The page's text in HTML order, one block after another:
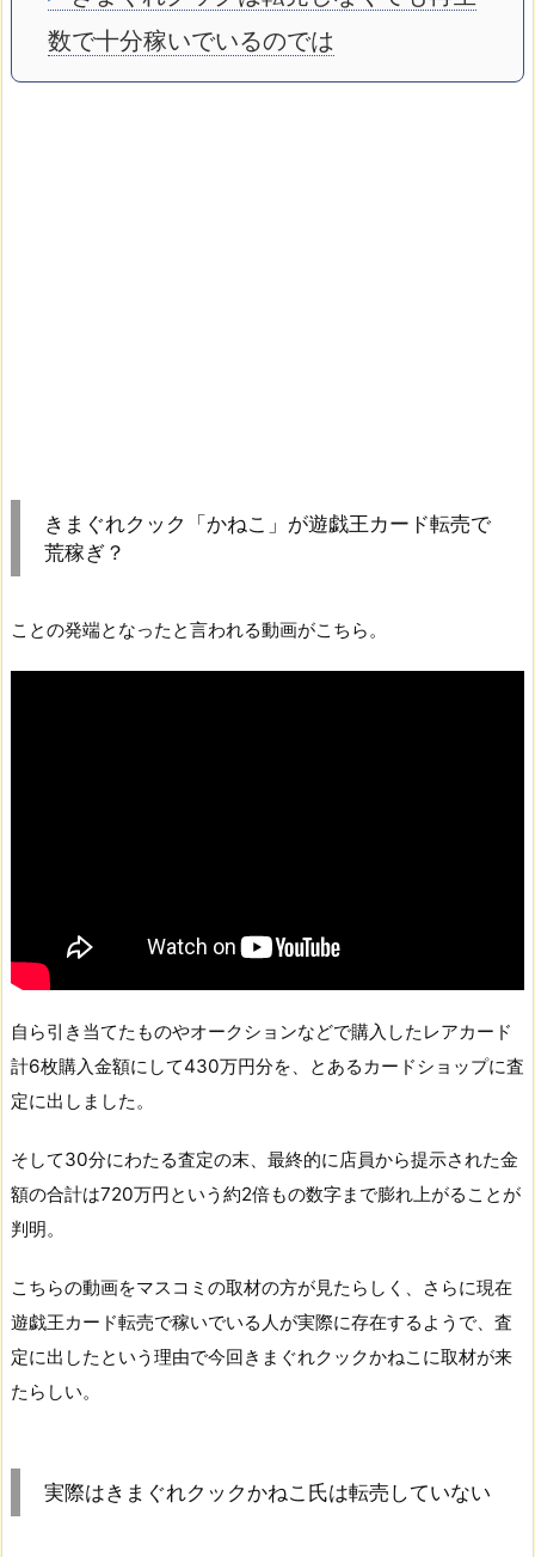
数で十分稼いでいるのでは
きまぐれクック「かねこ」が遊戯王カード転売で
荒稼ぎ？
ことの発端となったと言われる動画がこちら。
自ら引き当てたものやオークションなどで購入したレアカード
計6枚購入金額にして430万円分を、とあるカードショップに査
定に出しました。
そして30分にわたる査定の末、最終的に店員から提示された金
額の合計は720万円という約2倍もの数字まで膨れ上がることが
判明。
こちらの動画をマスコミの取材の方が見たらしく、さらに現在
遊戯王カード転売で稼いでいる人が実際に存在するようで、査
定に出したという理由で今回きまぐれクックかねこに取材が来
たらしい。
実際はきまぐれクックかねこ氏は転売していない